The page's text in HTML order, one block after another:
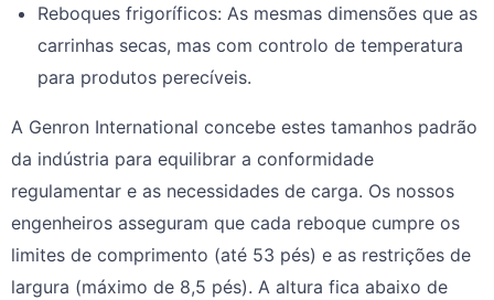
Reboques frigoríficos: As mesmas dimensões que as
carrinhas secas, mas com controlo de temperatura
para produtos perecíveis.
A Genron International concebe estes tamanhos padrão
da indústria para equilibrar a conformidade
regulamentar e as necessidades de carga. Os nossos
engenheiros asseguram que cada reboque cumpre os
limites de comprimento (até 53 pés) e as restrições de
largura (máximo de 8,5 pés). A altura fica abaixo de